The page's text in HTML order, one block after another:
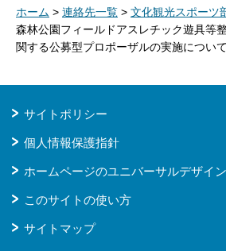
ホーム > 連絡先一覧 > 文化観光スポーツ
森林公園フィールドアスレチック遊具等
関する公募型プロポーザルの実施について
サイトポリシー
個人情報保護指針
ホームページのユニバーサルデザイ
このサイトの使い方
サイトマップ